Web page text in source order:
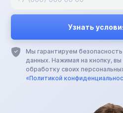
Мы гарантируем
данных. Нажимая на кнопку, вы
обработку своих
«Политикой